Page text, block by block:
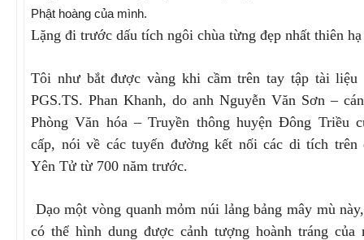
Phật hoàng của mình.
Lặng đi trước dấu tích ngôi chùa từng đẹp nhất thiên hạ
Tôi như bắt được vàng khi cầm trên tay tập tài liệu
PGS.TS. Phan Khanh, do anh Nguyễn Văn Sơn –
Phòng Văn hóa – Truyền thông huyện Đông Triều
cấp, nói về các tuyến đường kết nối các di tích trên
Yên Tử từ 700 năm trước.
Dạo một vòng quanh mỏm núi lảng bảng mây mù
có thể hình dung được cảnh tượng hoành tráng của